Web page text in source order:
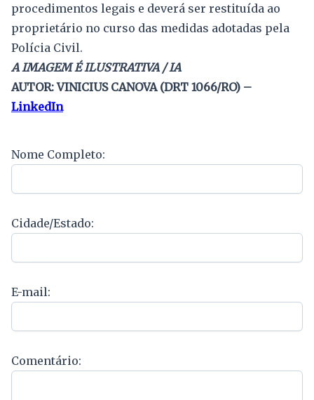
procedimentos legais e deverá ser restituída ao
proprietário no curso das medidas adotadas pela
Polícia Civil.
A IMAGEM É ILUSTRATIVA / IA
AUTOR: VINICIUS CANOVA (DRT 1066/RO) –
LinkedIn
Nome Completo:
Cidade/Estado:
E-mail:
Comentário: